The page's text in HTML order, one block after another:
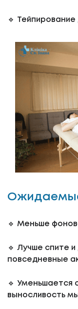
🔹
🔹 Меньше
🔹 Лучше спите
повседневные
🔹 Уменьшается
выносливость